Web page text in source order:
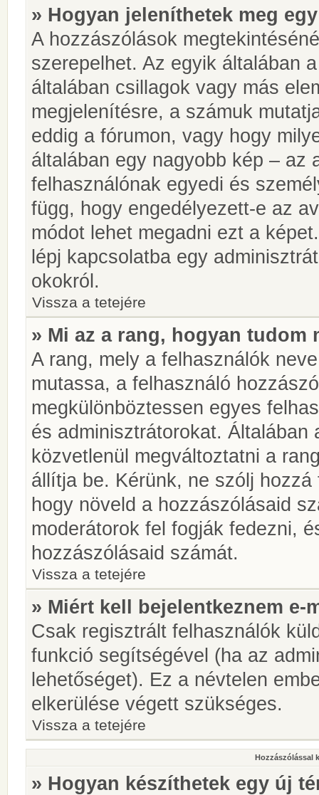
» Hogyan jeleníthetek meg
A hozzászólások
szerepelhet. Az egyik általában
általában csillagok vagy más
megjelenítésre, a számuk
eddig a fórumon, vagy hogy
általában egy nagyobb kép – az
felhasználónak egyedi és
függ, hogy engedélyezett-e az
módot lehet megadni ezt a
lépj kapcsolatba egy
okokról.
Vissza a tetejére
» Mi az a rang, hogyan tudom
A rang, mely a felhasználók
mutassa, a felhasználó
megkülönböztessen egyes
és adminisztrátorokat. Általában
közvetlenül megváltoztatni a
állítja be. Kérünk, ne szólj
hogy növeld a hozzászólásaid
moderátorok fel fogják fedezni,
hozzászólásaid számát.
Vissza a tetejére
» Miért kell bejelentkeznem e-
Csak regisztrált felhasználók
funkció segítségével (ha az
lehetőséget). Ez a névtelen
elkerülése végett szükséges.
Vissza a tetejére
Hozzászólással
» Hogyan készíthetek egy új